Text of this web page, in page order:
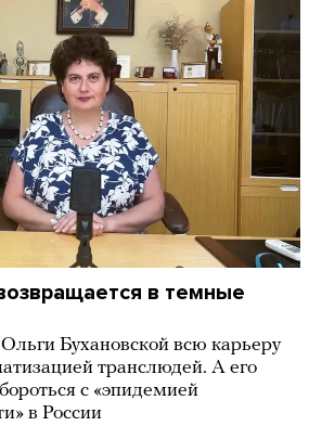
в темные
Бухановской всю карьеру
транслюдей. А его
с «эпидемией
в России